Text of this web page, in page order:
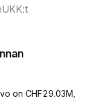
UKK:t
on CHF29.03M,